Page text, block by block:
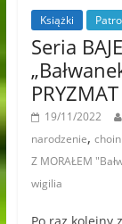
Książki
Seria
PRYZMAT
19/11/2022
narodzenie,
Z MORAŁEM
wigilia